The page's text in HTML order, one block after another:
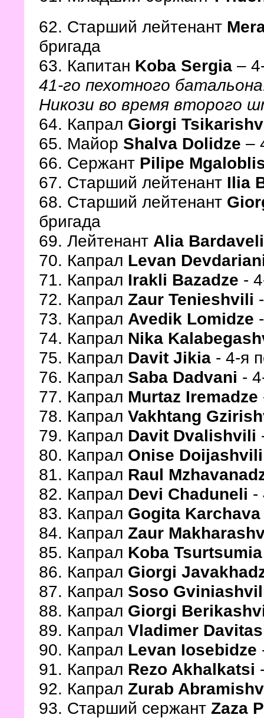
62. Старший лейтенант
бригада
63. Капитан Koba Sergia –
41-го пехотного
Никози во время второго
64. Капрал Giorgi
65. Майор Shalva Dolidze –
66. Сержант Pilipe
67. Старший лейтенант Ilia
68. Старший лейтенант
бригада
69. Лейтенант Alia
70. Капрал Levan
71. Капрал Irakli Bazadze -
72. Капрал Zaur Tenieshvili
73. Капрал Avedik Lomidze
74. Капрал Nika
75. Капрал Davit Jikia - 4-я
76. Капрал Saba Dadvani -
77. Капрал Murtaz Iremadze
78. Капрал Vakhtang
79. Капрал Davit Dvalishvili
80. Капрал Onise
81. Капрал Raul
82. Капрал Devi Chaduneli -
83. Капрал Gogita
84. Капрал Zaur
85. Капрал Koba
86. Капрал Giorgi
87. Капрал Soso
88. Капрал Giorgi
89. Капрал Vladimer
90. Капрал Levan Iosebidze
91. Капрал Rezo Akhalkatsi
92. Капрал Zurab
93. Старший сержант Zaza